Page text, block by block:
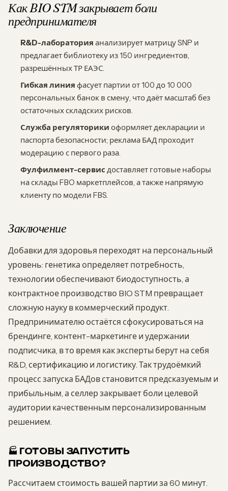
Как BIO STM закрывает боли
предпринимателя
R&D-лаборатория анализирует матрицу SNP и
предлагает библиотеку из 150 ингредиентов,
разрешённых ТР ЕАЭС.
Гибкая линия фасует партии от 100 до 10 000
персональных банок в смену, что даёт масштаб без
остаточных складских рисков.
Служба регуляторики оформляет декларации и
паспорта безопасности; реклама БАД проходит
модерацию с первого раза.
Фулфилмент-сервис доставляет готовые наборы
на склады FBO маркетплейсов, а также напрямую
клиенту по модели FBS.
Заключение
Добавки для здоровья переходят на персональный
уровень: генетика определяет потребность,
технологии обеспечивают биодоступность, а
контрактное производство BIO STM превращает
сложную науку в коммерческий продукт.
Предпринимателю остаётся сфокусироваться на
брендинге, контент-маркетинге и удержании
подписчика, в то время как эксперты берут на себя
R&D, сертификацию и логистику. Так трудоёмкий
процесс запуска БАДов становится предсказуемым и
прибыльным, а селлер закрывает боли целевой
аудитории качественным персонализированным
решением.
🏭 ГОТОВЫ ЗАПУСТИТЬ
ПРОИЗВОДСТВО?
Рассчитаем стоимость вашей партии за 60 минут.